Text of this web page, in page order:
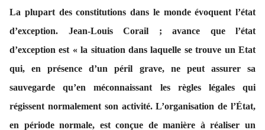
La plupart des constitutions dans le monde évoquent l’état
d’exception. Jean-Louis Corail ; avance que l’état
d’exception est « la situation dans laquelle se trouve un Etat
qui, en présence d’un péril grave, ne peut assurer sa
sauvegarde qu’en méconnaissant les règles légales qui
régissent normalement son activité. L’organisation de l’État,
en période normale, est conçue de manière à réaliser un